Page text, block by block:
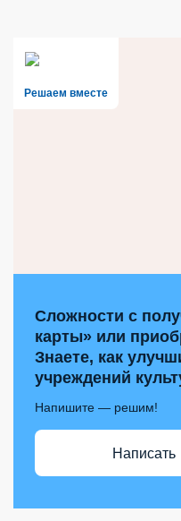
Решаем вместе
Сложности с
карты» или
Знаете, как
учреждений
Напишите — решим!
Написать